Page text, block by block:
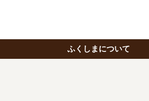
ふくしまについて